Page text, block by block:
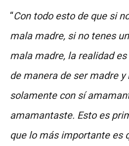
“Con todo esto de que si
mala madre, si no tenes
mala madre, la realidad
de manera de ser madre
solamente con sí
amamantaste. Esto es
que lo más importante es